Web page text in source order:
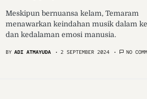
Meskipun bernuansa kelam, Temaram
menawarkan keindahan musik dalam
dan kedalaman emosi manusia.
BY ADI ATMAYUDA 2 SEPTEMBER 2024 NO